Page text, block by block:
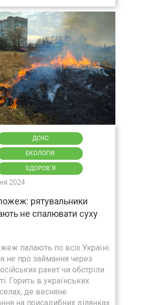
ДСНС
ЕКОЛОГІЯ
ЗДОРОВ'Я
2024
рятувальники
не спалювати суху
палають по всіх Україні.
не про займання через
ракет чи обстріли
Горить в українських
селах, де весняне
на присадибних ділянках